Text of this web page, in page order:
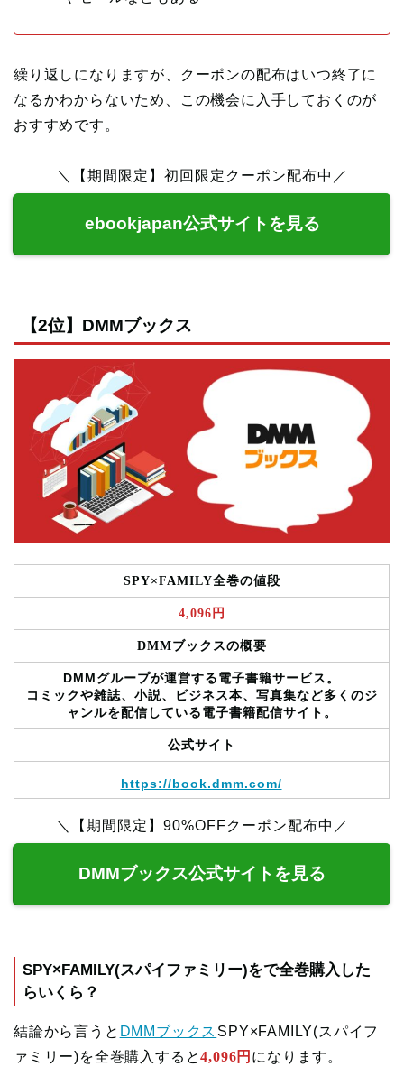
繰り返しになりますが、クーポンの配布はいつ終了に
なるかわからないため、この機会に入手しておくのが
おすすめです。
＼【期間限定】初回限定クーポン配布中／
ebookjapan公式サイトを見る
【2位】DMMブックス
SPY×FAMILY全巻の値段
4,096円
DMMブックスの概要
DMMグループが運営する電子書籍サービス。
コミックや雑誌、小説、ビジネス本、写真集など多くのジ
ャンルを配信している電子書籍配信サイト。
公式サイト
https://book.dmm.com/
＼【期間限定】90%OFFクーポン配布中／
DMMブックス公式サイトを見る
SPY×FAMILY(スパイファミリー)をで全巻購入した
らいくら？
結論から言うと DMMブックス SPY×FAMILY(スパイフ
ァミリー)を全巻購入すると4,096円 になります。